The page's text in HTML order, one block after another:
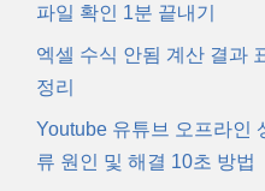
파일 확인 1분 끝내기
엑셀 수식 안됨 계산 결과
정리
Youtube 유튜브 오프라인
류 원인 및 해결 10초 방법